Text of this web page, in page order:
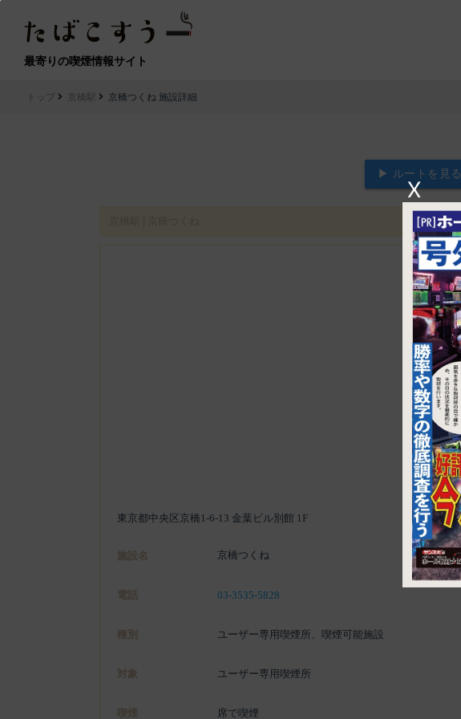
最寄りの喫煙情報サイト
X
トップ 京橋駅 京橋つくね 施設詳細
▶ ルートを見る
東京都中央区京橋1-6-13 金葉ビル別館 1F
施設名 京橋つくね
電話 03-3535-5828
種別 ユーザー専用喫煙所、喫煙可能施設
対象 ユーザー専用喫煙所
喫煙 席で喫煙